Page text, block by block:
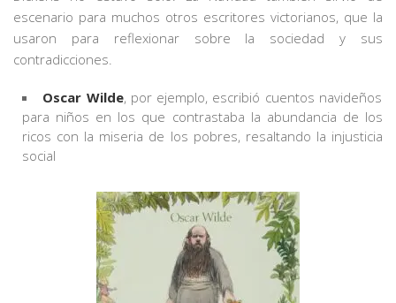
escenario para muchos otros escritores victorianos, que la
usaron para reflexionar sobre la sociedad y sus
contradicciones.
Oscar Wilde, por ejemplo, escribió cuentos navideños
para niños en los que contrastaba la abundancia de los
ricos con la miseria de los pobres, resaltando la injusticia
social